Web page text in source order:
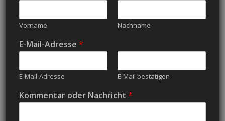
Vorname Nachname
E-Mail-Adresse*
E-Mail-Adresse E-Mail bestätigen
Kommentar oder Nachricht*